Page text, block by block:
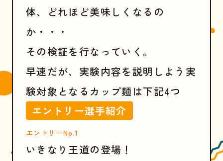
体、どれほど美味しくなるの
か・・・
その検証を行なっていく。
早速だが、実験内容を説明しよう実
験対象となるカップ麺は下記4つ
エントリー選手紹介
エントリーNo.1
いきなり王道の登場！